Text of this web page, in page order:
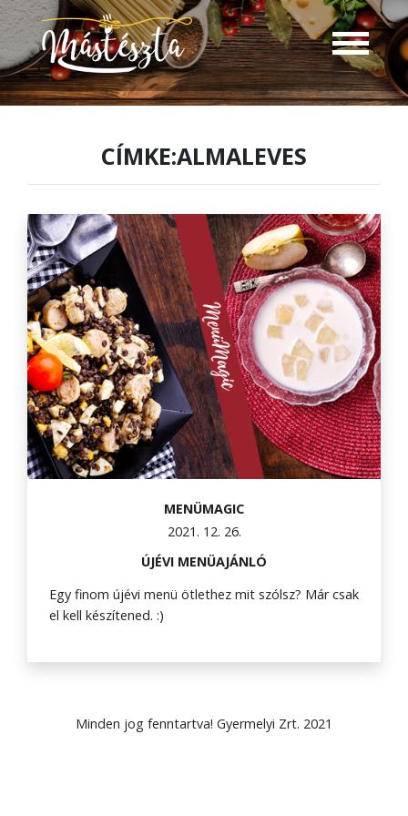
CÍMKE:ALMALEVES
MENÜMAGIC
2021. 12. 26.
ÚJÉVI MENÜAJÁNLÓ
Egy finom újévi menü ötlethez mit szólsz? Már csak
el kell készítened. :)
Minden jog fenntartva! Gyermelyi Zrt. 2021